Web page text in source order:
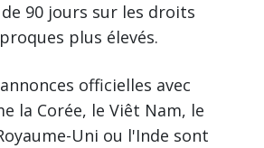
90 jours sur les droits
plus élevés.
officielles avec
la Corée, le Viêt Nam, le
Uni ou l'Inde sont